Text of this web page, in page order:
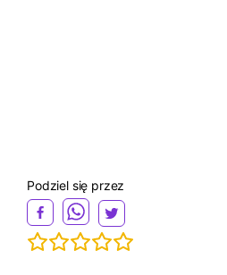
Podziel się przez